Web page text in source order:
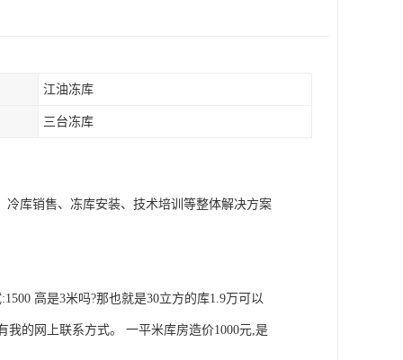
江油冻库
三台冻库
库销售、冻库安装、技术培训等整体解决方案
高是3米吗?那也就是30立方的库1.9万可以
我的网上联系方式。 一平米库房造价1000元,是